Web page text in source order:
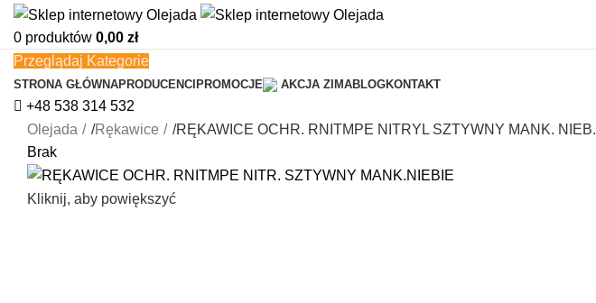
0 produktów 0,00 zł
Przeglądaj Kategorie
STRONA GŁÓWNAPRODUCENCIPROMOCJE AKCJA ZIMABLOGKONTAKT
+48 538 314 532
Olejada
/Rękawice /RĘKAWICE OCHR. RNITMPE NITRYL SZTYWNY MANK. NIEB.
Brak
Kliknij, aby powiększyć